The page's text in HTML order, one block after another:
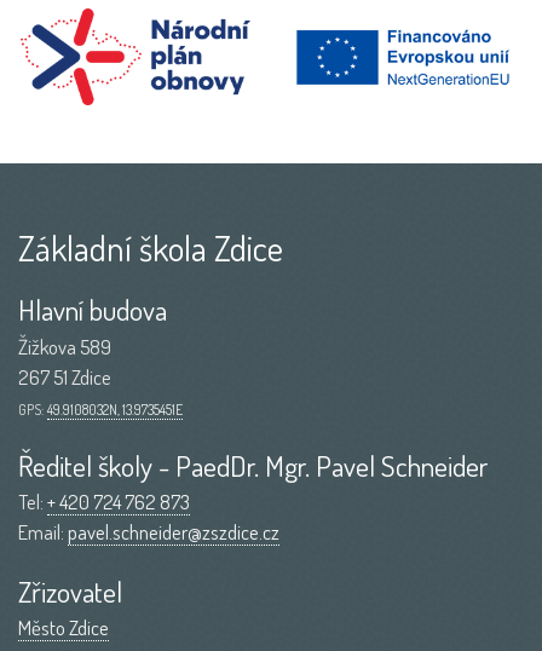
Základní škola Zdice
Hlavní budova
Žižkova 589
267 51 Zdice
GPS: 49.9108032N, 13.9735451E
Ředitel školy - PaedDr. Mgr. Pavel Schneider
Tel:+ 420 724 762 873
Email:pavel.schneider@zszdice.cz
Zřizovatel
Město Zdice